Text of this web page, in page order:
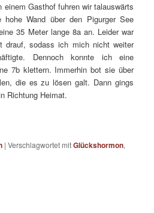
einem Gasthof fuhren wir talauswärts
Wand über den Pigurger See
35 Meter lange 8a an. Leider war
drauf, sodass ich mich nicht weiter
Dennoch konnte ich eine
7b klettern. Immerhin bot sie über
die es zu lösen galt. Dann gings
Richtung Heimat.
|Verschlagwortet mitGlückshormon,